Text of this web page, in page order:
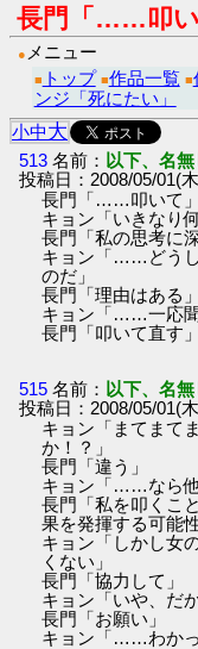
長門「……叩い
● メニュー
■ トップ ■作品一覧 ■
ンジ「死にたい」
小中大
513 名前： 以下、名
投稿日：2008/05/01(
長門「……叩いて」
キョン「いきなり
長門「私の思考に
キョン「……どうし
のだ」
長門「理由はある」
キョン「……一応聞
長門「叩いて直す」
515 名前： 以下、名
投稿日：2008/05/01(
キョン「まてまて
か！？」
長門「違う」
キョン「……なら他
長門「私を叩くこ
果を発揮する可能
キョン「しかし女
くない」
長門「協力して」
キョン「いや、だ
長門「お願い」
キョン「……わかっ